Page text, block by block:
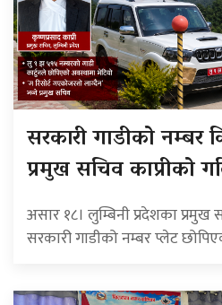
सरकारी गाडीको नम्बर
प्रमुख सचिव काप्रीको
असार १८। लुम्बिनी प्रदेशका प्रमुख
सरकारी गाडीको नम्बर प्लेट